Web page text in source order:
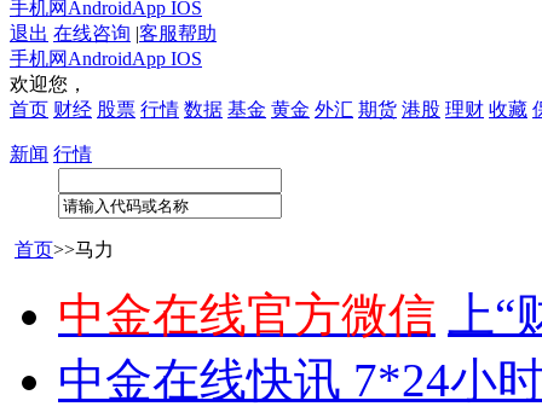
手机网 AndroidApp IOS
退出 在线咨询 |客服帮助
手机网 AndroidApp IOS
欢迎您，
首页 财经 股票 行情 数据 基金 黄金 外汇 期货 港股 理财 收藏
新闻 行情
首页>>马力
中金在线官方微信
上
中金在线快讯 7*24小